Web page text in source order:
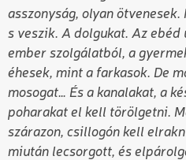
asszonyság, olyan
s veszik. A dolgukat. Az ebéd
ember szolgálatból, a
éhesek, mint a farkasok. De
mosogat… És a kanalakat, a
poharakat el kell törölgetni.
szárazon, csillogón kell
miután lecsorgott, és